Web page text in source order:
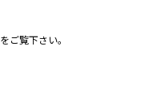
をご覧下さい。